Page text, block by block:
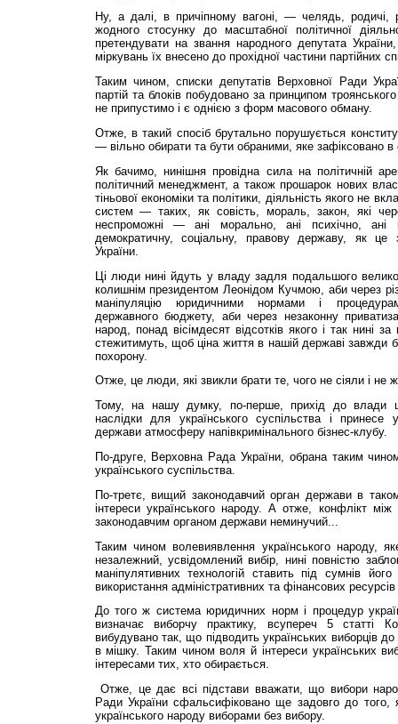
Ну, а далі, в причіпному вагоні, — челядь, родичі,
жодного стосунку до масштабної політичної
претендувати на звання народного депутата
міркувань їх внесено до прохідної частини партійних
Таким чином, списки депутатів Верховної Ради
партій та блоків побудовано за принципом
не припустимо і є однією з форм масового обману.
Отже, в такий спосіб брутально порушується
— вільно обирати та бути обраними, яке зафіксовано в
Як бачимо, нинішня провідна сила на політичній
політичний менеджмент, а також прошарок нових
тіньової економіки та політики, діяльність якого не
систем — таких, як совість, мораль, закон, які
неспроможні — ані морально, ані психічно, ані
демократичну, соціальну, правову державу, як це
України.
Ці люди нині йдуть у владу задля подальшого
колишнім президентом Леонідом Кучмою, аби через
маніпуляцію юридичними нормами і
державного бюджету, аби через незаконну
народ, понад вісімдесят відсотків якого і так нині
стежитимуть, щоб ціна життя в нашій державі завжди
похорону.
Отже, це люди, які звикли брати те, чого не сіяли і не
Тому, на нашу думку, по-перше, прихід до влади
наслідки для українського суспільства і
держави атмосферу напівкримінального бізнес-клубу.
По-друге, Верховна Рада України, обрана таким
українського суспільства.
По-третє, вищий законодавчий орган держави в
інтереси українського народу. А отже, конфлікт між
законодавчим органом держави неминучий...
Таким чином волевиявлення українського народу,
незалежний, усвідомлений вибір, нині повністю
маніпулятивних технологій ставить під сумнів
використання адміністративних та фінансових
До того ж система юридичних норм і процедур
визначає виборчу практику, всупереч 5 статті
вибудувано так, що підводить українських виборців
в мішку. Таким чином воля й інтереси українських
інтересами тих, хто обирається.
Отже, це дає всі підстави вважати, що вибори
Ради України сфальсифіковано ще задовго до того,
українського народу виборами без вибору.